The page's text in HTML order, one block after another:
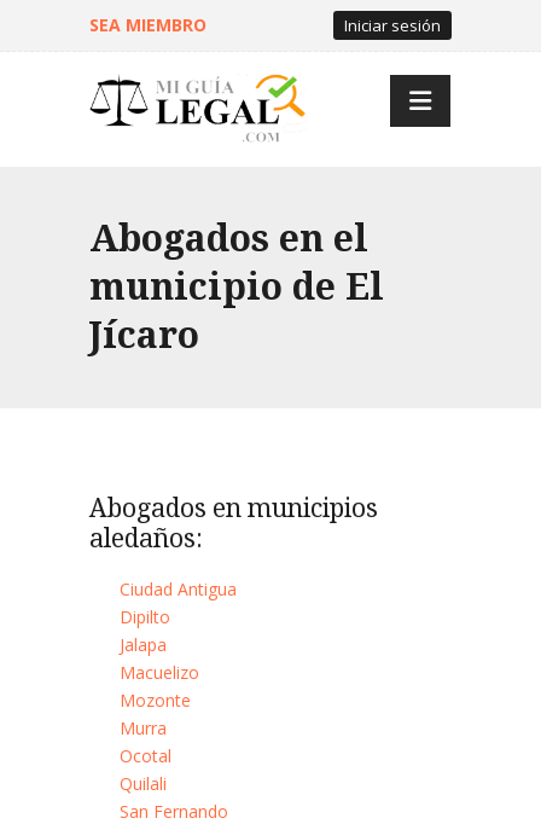
SEA MIEMBRO Iniciar sesión
Abogados en el
municipio de El
Jícaro
Abogados en municipios
aledaños:
Ciudad Antigua
Dipilto
Jalapa
Macuelizo
Mozonte
Murra
Ocotal
Quilali
San Fernando